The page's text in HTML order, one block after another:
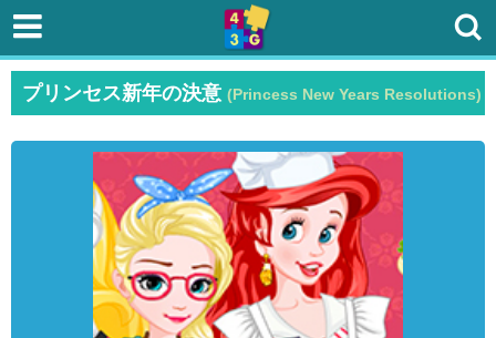
プリンセス新年の決意 (Princess New Years Resolutions)